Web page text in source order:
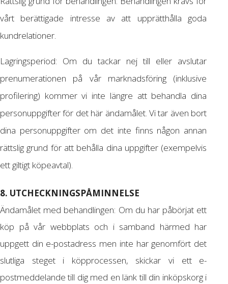
vårt berättigade intresse av att upprätthålla goda
kundrelationer.
Lagringsperiod: Om du tackar nej till eller avslutar
prenumerationen på vår marknadsföring (inklusive
profilering) kommer vi inte längre att behandla dina
personuppgifter för det här ändamålet. Vi tar även bort
dina personuppgifter om det inte finns någon annan
rättslig grund för att behålla dina uppgifter (exempelvis
ett giltigt köpeavtal).
8. UTCHECKNINGSPÅMINNELSE
Ändamålet med behandlingen: Om du har påbörjat ett
köp på vår webbplats och i samband härmed har
uppgett din e-postadress men inte har genomfört det
slutliga steget i köpprocessen, skickar vi ett e-
postmeddelande till dig med en länk till din inköpskorg i